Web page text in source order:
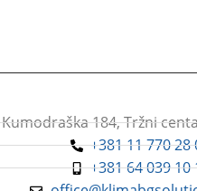
Kumodraška 184, Tržni
+381 11 770 28
+381 64 039 10